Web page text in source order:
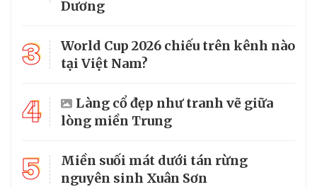
Dương
3
World Cup 2026 chiếu trên kênh nào
tại Việt Nam?
4
Làng cổ đẹp như tranh vẽ giữa
lòng miền Trung
5
Miền suối mát dưới tán rừng
nguyên sinh Xuân Sơn